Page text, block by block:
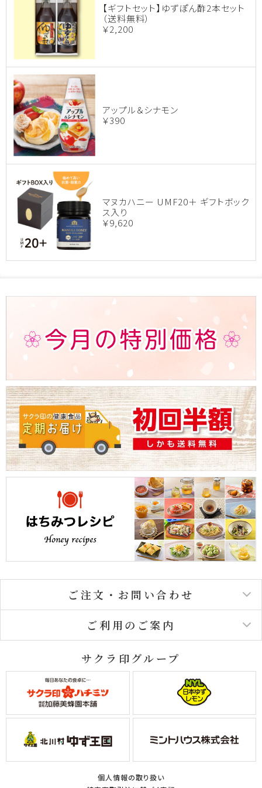
【ギフトセット】ゆずぽん酢2本セット
（送料無料）
￥2,200
アップル＆シナモン
￥390
マヌカハニー UMF20＋ ギフトボック
ス入り
￥9,620
ご注文・お問い合わせ
ご利用のご案内
サクラ印グループ
個人情報の取り扱い